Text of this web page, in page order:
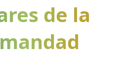
de la